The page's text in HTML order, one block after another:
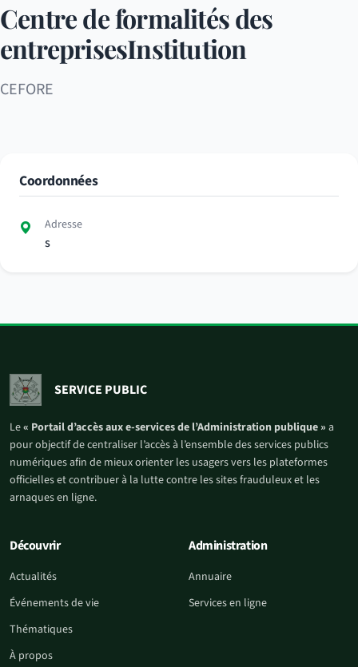
Centre de formalités des
entreprisesInstitution
CEFORE
Coordonnées
Adresse
s
SERVICE PUBLIC
Le« Portail d’accès aux e-services de l’Administration publique » a
pour objectif de centraliser l’accès à l’ensemble des services publics
numériques afin de mieux orienter les usagers vers les plateformes
officielles et contribuer à la lutte contre les sites frauduleux et les
arnaques en ligne.
Découvrir
Actualités
Événements de vie
Thématiques
À propos
Administration
Annuaire
Services en ligne